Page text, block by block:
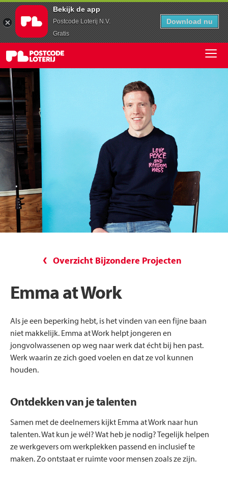
Bekijk de app
Postcode Loterij N.V.
Gratis
Download nu
Overzicht Bijzondere Projecten
Emma at Work
Als je een beperking hebt, is het vinden van een fijne baan
niet makkelijk. Emma at Work helpt jongeren en
jongvolwassenen op weg naar werk dat écht bij hen past.
Werk waarin ze zich goed voelen en dat ze vol kunnen
houden.
Ontdekken van je talenten
Samen met de deelnemers kijkt Emma at Work naar hun
talenten. Wat kun je wél? Wat heb je nodig? Tegelijk helpen
ze werkgevers om werkplekken passend en inclusief te
maken. Zo ontstaat er ruimte voor mensen zoals ze zijn.